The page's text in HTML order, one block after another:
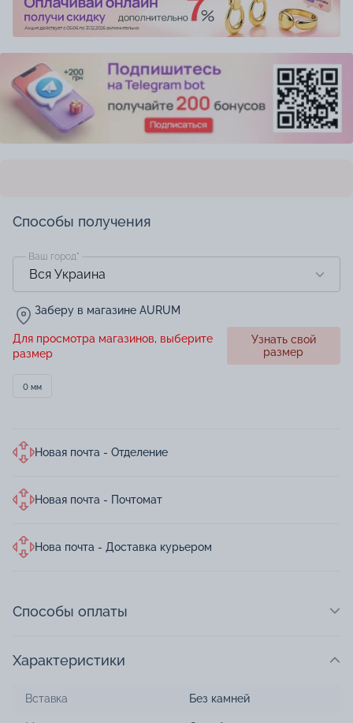
Способы получения
Ваш город*
Заберу в магазине AURUM
Для просмотра магазинов, выберите
размер
Узнать свой
размер
0 мм
Новая почта - Отделение
Новая почта - Почтомат
Нова почта - Доставка курьером
Способы оплаты
Характеристики
Вставка Без камней